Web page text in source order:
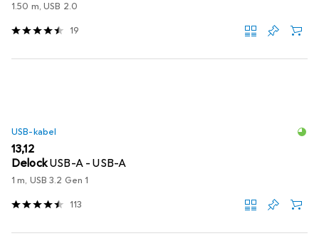
1.50 m, USB 2.0
19
USB-kabel
EUR
13,12
DelockUSB-A - USB-A
1 m, USB 3.2 Gen 1
113